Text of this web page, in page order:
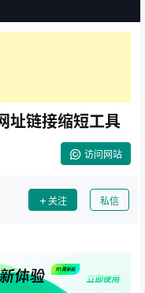
址链接缩短工具
访问网站
关注 私信